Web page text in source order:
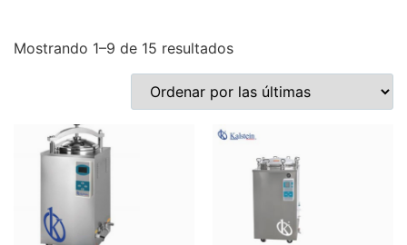
Mostrando 1–9 de 15 resultados